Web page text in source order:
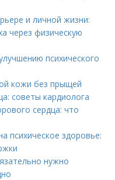
и личной жизни:
через физическую
психического
кожи без прыщей
советы кардиолога
сердца: что
здоровье:
нужно